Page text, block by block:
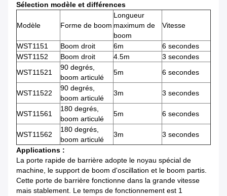
Sélection modèle et différences
Modèle Forme de boom
Longueur
maximum de
boom
Vitesse
WST1151 Boom droit 6m
6 secondes
WST1152
Boom droit 4.5m
3 secondes
WST11521
90 degrés,
boom articulé
5m 6 secondes
WST11522
90 degrés,
boom articulé
3m 3 secondes
WST11561
180 degrés,
boom articulé
5m 6 secondes
WST11562
180 degrés,
boom articulé
3m
3 secondes
Applications :
La porte rapide de barrière adopte le noyau spécial de
machine, le support de boom d'oscillation et le boom partis.
Cette porte de barrière fonctionne dans la grande vitesse
mais stablement. Le temps de fonctionnement est 1